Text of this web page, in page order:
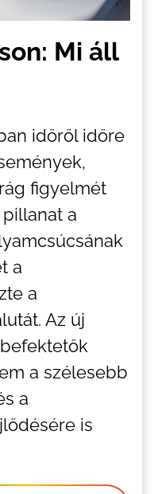
Mi áll
időről időre
figyelmét
a
a
a
Az új
a szélesebb
a
is